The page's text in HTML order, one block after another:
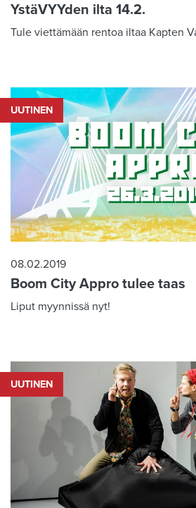
YstäVYYden ilta 14.2.
Tule viettämään rentoa iltaa Kapten
UUTINEN
08.02.2019
Boom City Appro tulee taas
Liput myynnissä nyt!
UUTINEN